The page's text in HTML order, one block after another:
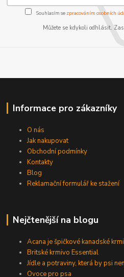
Souhlasím se zpracováním osobních
Můžete se kdykoli odhlásit.
Informace pro zákazníky
O nás
Jak nakupovat
Obchodní podmínky
Kontakty
Blog
Reklamační formulář ke stažení
Nejčtenější na blogu
Acana je špičkové kanadské
Britské krmivo Essential
Jídle a potraviny, která by psi
Ovoce pro psa